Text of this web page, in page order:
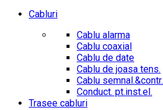
Cabluri
Cablu alarma
Cablu coaxial
Cablu de date
Cablu de joasa tens.
Cablu semnal.&contr.
Conduct. pt.inst.el.
Trasee cabluri